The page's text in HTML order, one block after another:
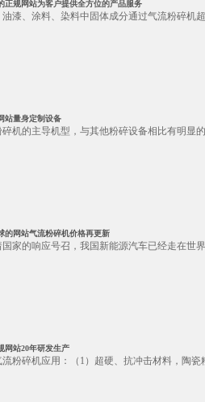
正规网站为客户提供全方位的产品服务
漆、涂料、染料中固体成分通过气流粉碎
站量身定制设备
机的主导机型，与其他粉碎设备相比有明
的网站气流粉碎机价格再更新
家的响应号召，我国新能源汽车已经走在
网站20年研发生产
粉碎机应用：（1）超硬、抗冲击材料，陶